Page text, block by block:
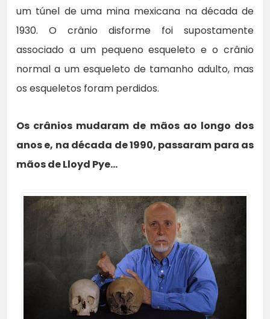
um túnel de uma mina mexicana na década de
1930. O crânio disforme foi supostamente
associado a um pequeno esqueleto e o crânio
normal a um esqueleto de tamanho adulto, mas
os esqueletos foram perdidos.
Os crânios mudaram de mãos ao longo dos
anos e, na década de 1990, passaram para as
mãos de Lloyd Pye…